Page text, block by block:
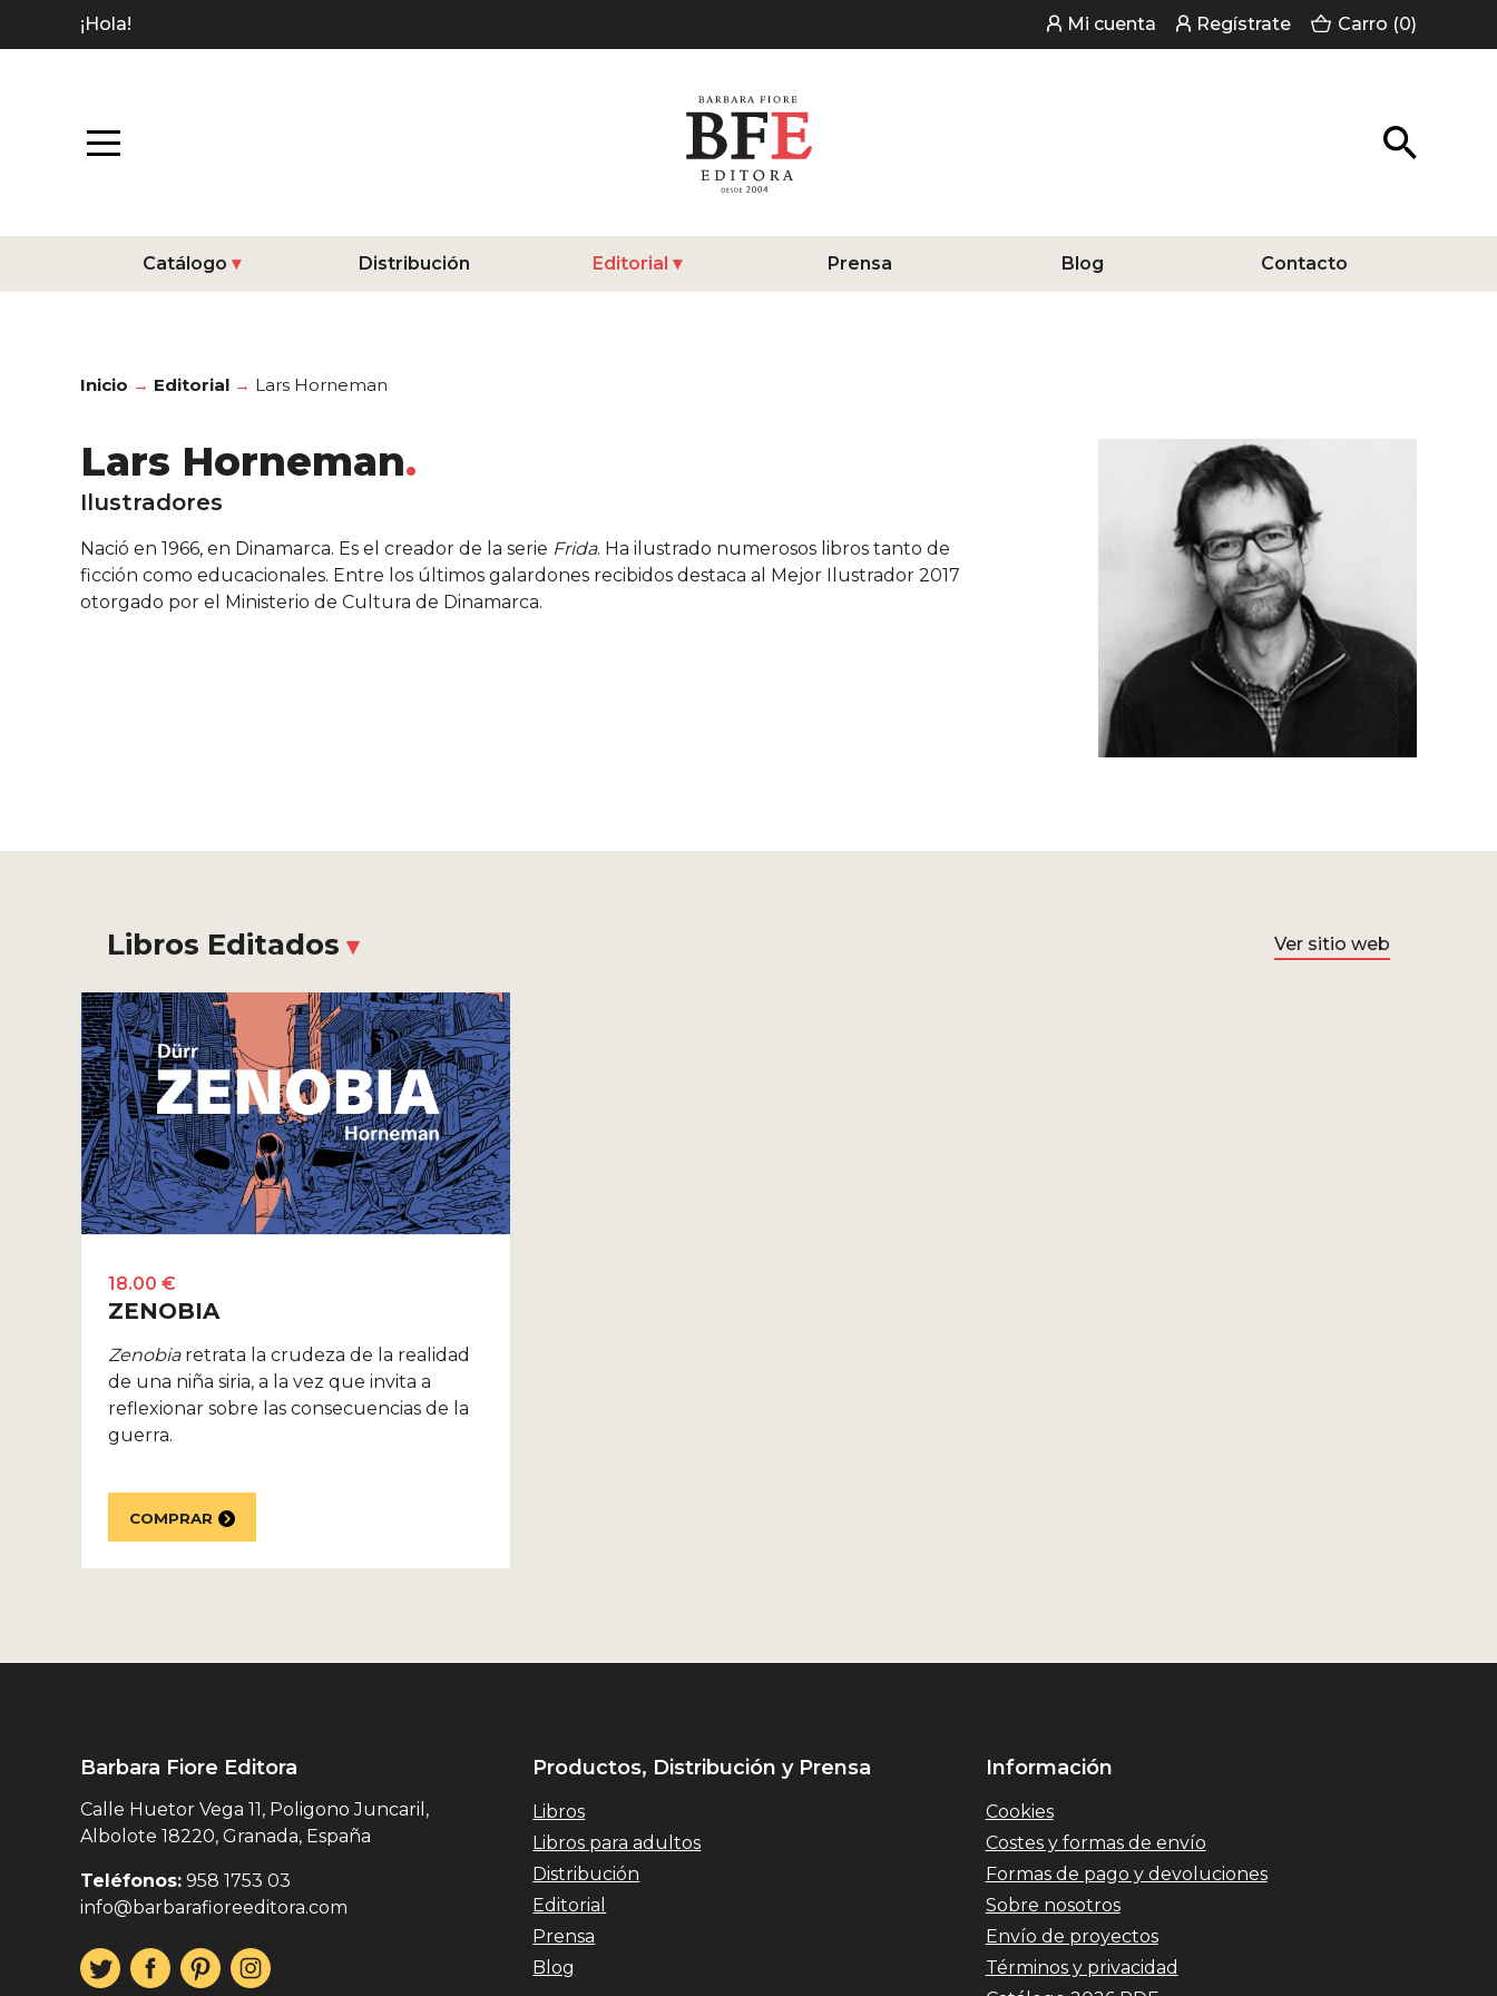
¡Hola! Mi cuenta Regístrate Carro (0)
Catálogo Distribución Editorial Prensa Blog Contacto
Inicio Editorial Lars Horneman
Lars Horneman
Ilustradores
Nació en 1966, en Dinamarca. Es el creador de la serie Frida. Ha ilustrado numerosos libros tanto de
ficción como educacionales. Entre los últimos galardones recibidos destaca al Mejor Ilustrador 2017
otorgado por el Ministerio de Cultura de Dinamarca.
Libros Editados Ver sitio web
18.00 €
ZENOBIA
Zenobiaretrata la crudeza de la realidad
de una niña siria, a la vez que invita a
reflexionar sobre las consecuencias de la
guerra.
COMPRAR
Barbara Fiore Editora
Calle Huetor Vega 11, Poligono Juncaril,
Albolote 18220, Granada, España
Teléfonos: 958 1753 03
info@barbarafioreeditora.com
Productos, Distribución y Prensa
Libros
Libros para adultos
Distribución
Editorial
Prensa
Blog
Información
Cookies
Costes y formas de envío
Formas de pago y devoluciones
Sobre nosotros
Envío de proyectos
Términos y privacidad